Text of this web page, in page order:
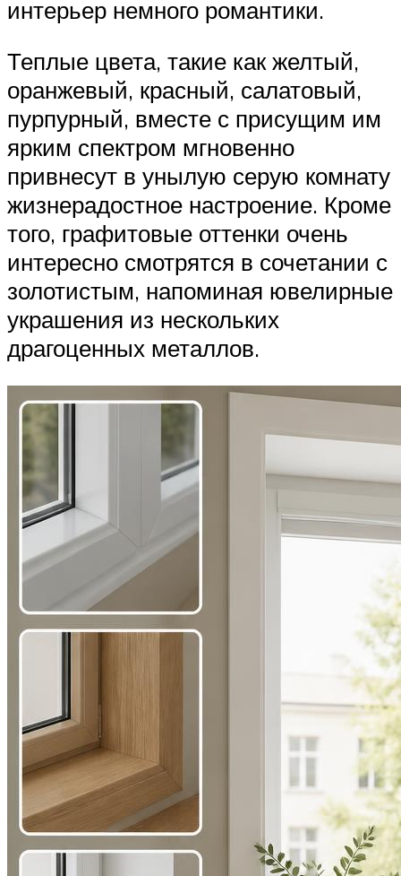
интерьер немного романтики.
Теплые цвета, такие как желтый,
оранжевый, красный, салатовый,
пурпурный, вместе с присущим им
ярким спектром мгновенно
привнесут в унылую серую комнату
жизнерадостное настроение. Кроме
того, графитовые оттенки очень
интересно смотрятся в сочетании с
золотистым, напоминая ювелирные
украшения из нескольких
драгоценных металлов.